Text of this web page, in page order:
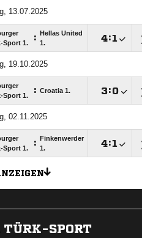
13.07.2025
Sport 1.
:
Hellas United
1.
:
19.10.2025
Sport 1.
: Croatia 1. :
02.11.2025
Sport 1.
:
Finkenwerder
1.
:
TÜRK-SPORT